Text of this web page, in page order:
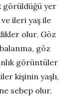
görüldüğü yer
ileri yaş ile
olur. Göz
göz
görüntüler
kişinin yaşlı,
sebep olur.